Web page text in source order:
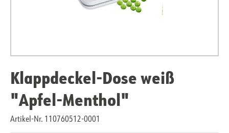
Klappdeckel-Dose weiß
"Apfel-Menthol"
Artikel-Nr. 110760512-0001